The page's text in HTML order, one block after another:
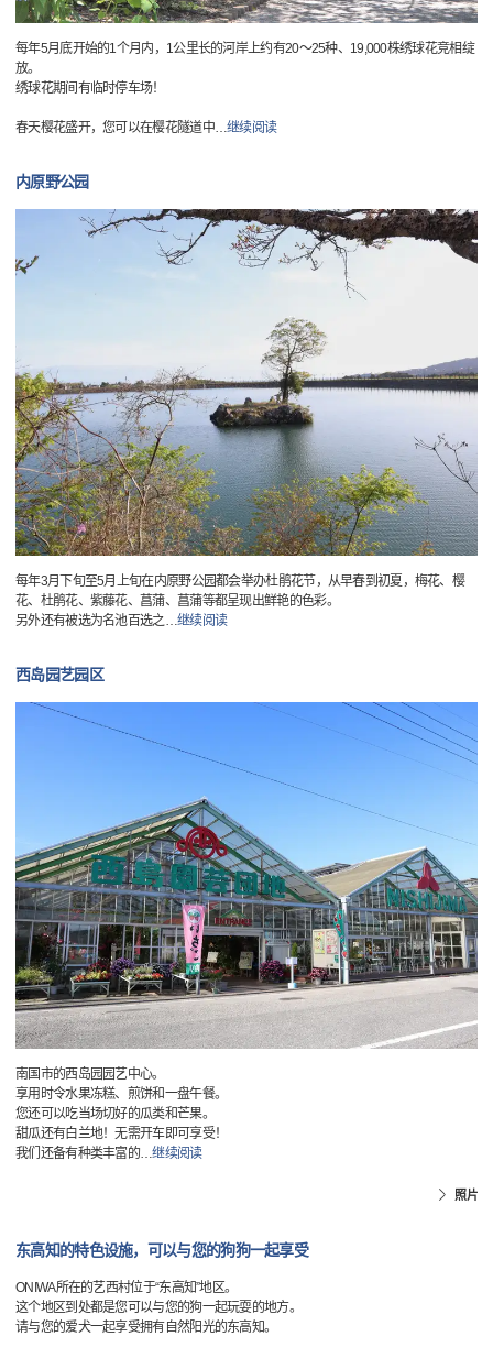
每年5月底开始的1个月内，1公里长的河岸上约有20～25种、19,000株绣球花竞相绽
放。
绣球花期间有临时停车场！
春天樱花盛开，您可以在樱花隧道中…继续阅读
内原野公园
每年3月下旬至5月上旬在内原野公园都会举办杜鹃花节，从早春到初夏，梅花、樱
花、杜鹃花、紫藤花、菖蒲、菖蒲等都呈现出鲜艳的色彩。
另外还有被选为名池百选之…继续阅读
西岛园艺园区
南国市的西岛园园艺中心。
享用时令水果冻糕、煎饼和一盘午餐。
您还可以吃当场切好的瓜类和芒果。
甜瓜还有白兰地！无需开车即可享受！
我们还备有种类丰富的…继续阅读
照片
东高知的特色设施，可以与您的狗狗一起享受
ONIWA所在的艺西村位于“东高知”地区。
这个地区到处都是您可以与您的狗一起玩耍的地方。
请与您的爱犬一起享受拥有自然阳光的东高知。